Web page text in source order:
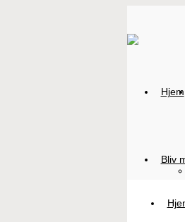
Hjem
Bliv